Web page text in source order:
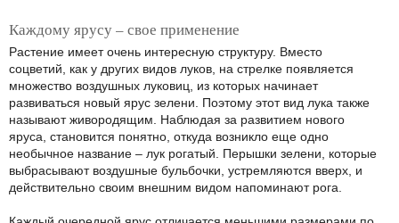
Каждому ярусу – свое применение
Растение имеет очень интересную структуру. Вместо
соцветий, как у других видов луков, на стрелке появляется
множество воздушных луковиц, из которых начинает
развиваться новый ярус зелени. Поэтому этот вид лука также
называют живородящим. Наблюдая за развитием нового
яруса, становится понятно, откуда возникло еще одно
необычное название – лук рогатый. Перышки зелени, которые
выбрасывают воздушные бульбочки, устремляются вверх, и
действительно своим внешним видом напоминают рога.